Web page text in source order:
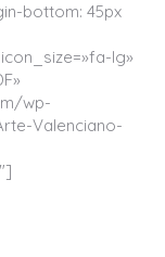
bottom: 45px
lg»
wp-
Valenciano-